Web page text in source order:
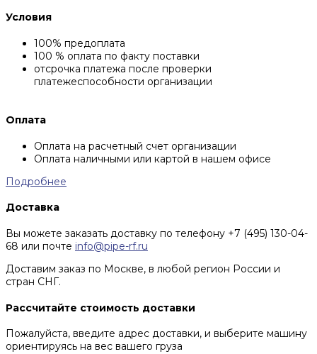
Условия
100% предоплата
100 % оплата по факту поставки
отсрочка платежа после проверки
платежеспособности организации
Оплата
Оплата на расчетный счет организации
Оплата наличными или картой в нашем офисе
Подробнее
Доставка
Вы можете заказать доставку по телефону +7 (495) 130-04-
68 или почте info@pipe-rf.ru
Доставим заказ по Москве, в любой регион России и
стран СНГ.
Рассчитайте стоимость доставки
Пожалуйста, введите адрес доставки, и выберите машину
ориентируясь на вес вашего груза